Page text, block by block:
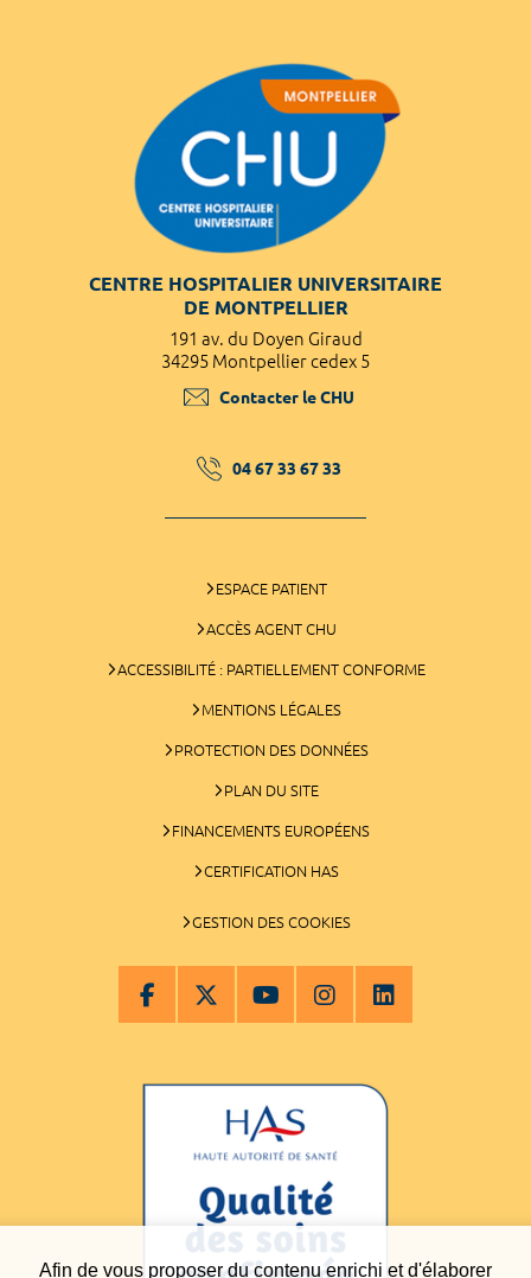
Afin de vous proposer du contenu enrichi et d'élaborer
CENTRE HOSPITALIER UNIVERSITAIRE
DE MONTPELLIER
191 av. du Doyen Giraud
34295 Montpellier cedex 5
Contacter le CHU
04 67 33 67 33
ESPACE PATIENT
ACCÈS AGENT CHU
ACCESSIBILITÉ : PARTIELLEMENT CONFORME
MENTIONS LÉGALES
PROTECTION DES DONNÉES
PLAN DU SITE
FINANCEMENTS EUROPÉENS
CERTIFICATION HAS
GESTION DES COOKIES